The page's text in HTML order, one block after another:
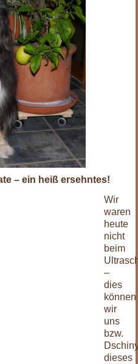
– ein heiß ersehntes!
Wir
waren
heute
nicht
beim
–
dies
können
wir
uns
bzw.
dieses